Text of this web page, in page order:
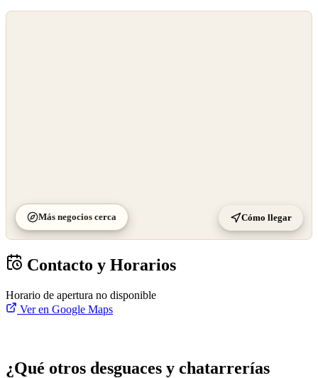
Más negocios cerca Cómo llegar
Contacto y Horarios
Horario de apertura no disponible
Ver en Google Maps
¿Qué otros desguaces y chatarrerías